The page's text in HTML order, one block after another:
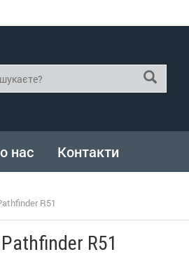
нас Контакти
R51
R51